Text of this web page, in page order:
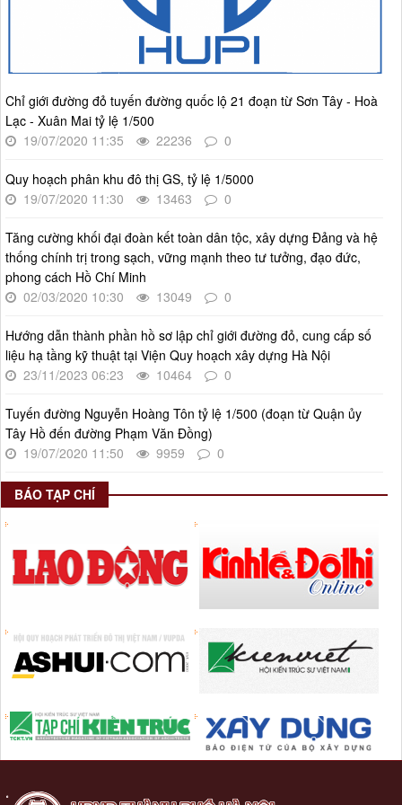
Thời gian đăng: 14/05/2026
lượt xem: 1213 | lượt tải:727
tin, tuyên truyền về cải cách hành chính nhà nước thành phố
Hà Nội năm 2025
Thời gian đăng: 25/08/2025
55-KH/ĐU
Kế hoạch Triển khai Phong trào "Bình dân học vụ số"
Thời gian đăng: 02/06/2025
lượt xem: 620 | lượt tải:268
Số 27/UBND-ĐT
Triển khai thực hiện Nghị quyết số 34/2024/NQ-HĐND ngày
Thời gian đăng: 08/01/2025
lượt xem: 944 | lượt tải:402
Chỉ giới đường đỏ tuyến đường quốc lộ 21 đoạn từ Sơn Tây - Hoà
Lạc - Xuân Mai tỷ lệ 1/500
19/07/2020 11:35
22236 0
Quy hoạch phân khu đô thị GS, tỷ lệ 1/5000
19/07/2020 11:30
13463 0
Tăng cường khối đại đoàn kết toàn dân tộc, xây dựng Đảng và hệ
thống chính trị trong sạch, vững mạnh theo tư tưởng, đạo đức,
phong cách Hồ Chí Minh
02/03/2020 10:30
13049 0
Hướng dẫn thành phần hồ sơ lập chỉ giới đường đỏ, cung cấp số
liệu hạ tầng kỹ thuật tại Viện Quy hoạch xây dựng Hà Nội
23/11/2023 06:23
10464 0
Tuyến đường Nguyễn Hoàng Tôn tỷ lệ 1/500 (đoạn từ Quận ủy
Tây Hồ đến đường Phạm Văn Đồng)
19/07/2020 11:50
9959 0
BÁO TẠP CHÍ